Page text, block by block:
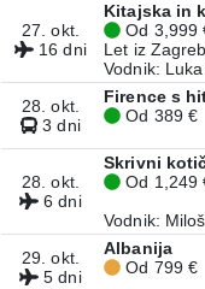
27. okt.
16 dni
Kitajska in
Od 3,999
Let iz
Vodnik:
28. okt.
3 dni
Firence s
Od 389 €
28. okt.
6 dni
Skrivni
Od 1,249
Vodnik:
29. okt.
5 dni
Albanija
Od 799 €